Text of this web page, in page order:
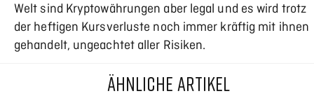
Welt sind Kryptowährungen aber legal und es wird trotz
der heftigen Kursverluste noch immer kräftig mit ihnen
gehandelt, ungeachtet aller Risiken.
ÄHNLICHE ARTIKEL